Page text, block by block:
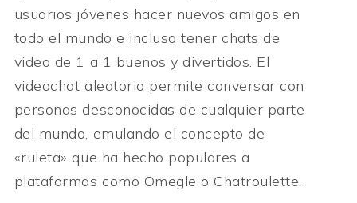
usuarios jóvenes hacer nuevos amigos en
todo el mundo e incluso tener chats de
video de 1 a 1 buenos y divertidos. El
videochat aleatorio permite conversar con
personas desconocidas de cualquier parte
del mundo, emulando el concepto de
«ruleta» que ha hecho populares a
plataformas como Omegle o Chatroulette.